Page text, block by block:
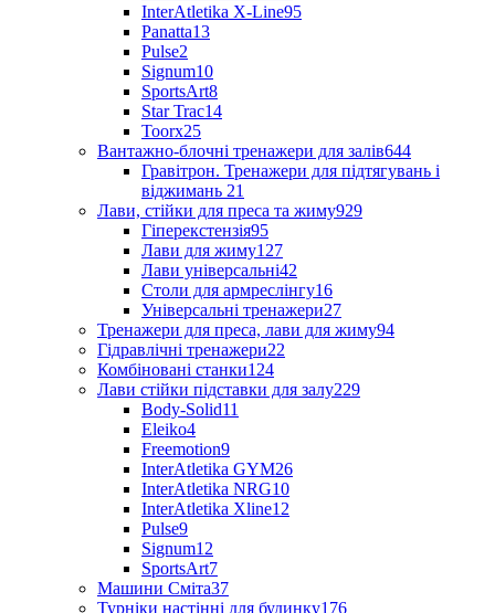
InterAtletika X-Line95
Panatta13
Pulse2
Signum10
SportsArt8
Star Trac14
Toorx25
Вантажно-блочні тренажери для залів644
Гравітрон. Тренажери для підтягувань і
віджимань 21
Лави, стійки для преса та жиму929
Гіперекстензія95
Лави для жиму127
Лави універсальні42
Столи для армреслінгу16
Універсальні тренажери27
Тренажери для преса, лави для жиму94
Гідравлічні тренажери22
Комбіновані станки124
Лави стійки підставки для залу229
Body-Solid11
Eleiko4
Freemotion9
InterAtletika GYM26
InterAtletika NRG10
InterAtletika Xline12
Pulse9
Signum12
SportsArt7
Машини Сміта37
Турніки настінні для будинку176